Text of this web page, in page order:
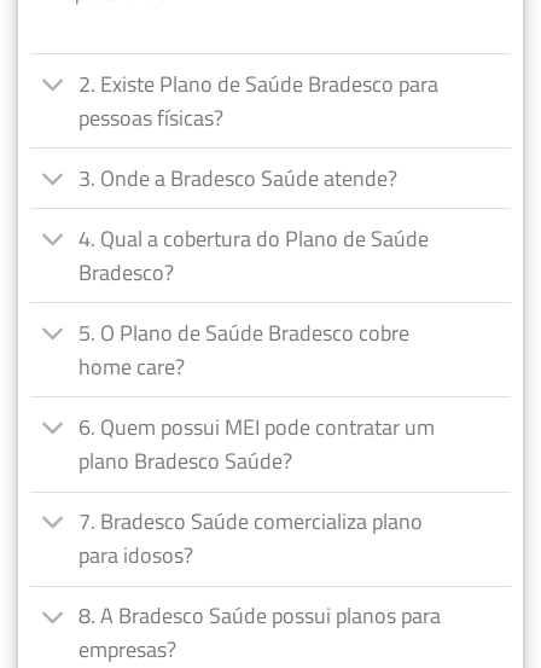
2. Existe Plano de Saúde Bradesco para
pessoas físicas?
3. Onde a Bradesco Saúde atende?
4. Qual a cobertura do Plano de Saúde
Bradesco?
5. O Plano de Saúde Bradesco cobre
home care?
6. Quem possui MEI pode contratar um
plano Bradesco Saúde?
7. Bradesco Saúde comercializa plano
para idosos?
8. A Bradesco Saúde possui planos para
empresas?